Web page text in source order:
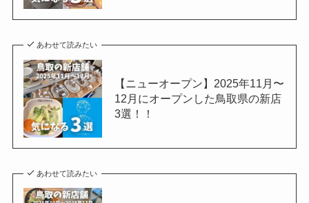
あわせて読みたい
【ニューオープン】2025年11月〜
12月にオープンした鳥取県の新店
3選！！
あわせて読みたい